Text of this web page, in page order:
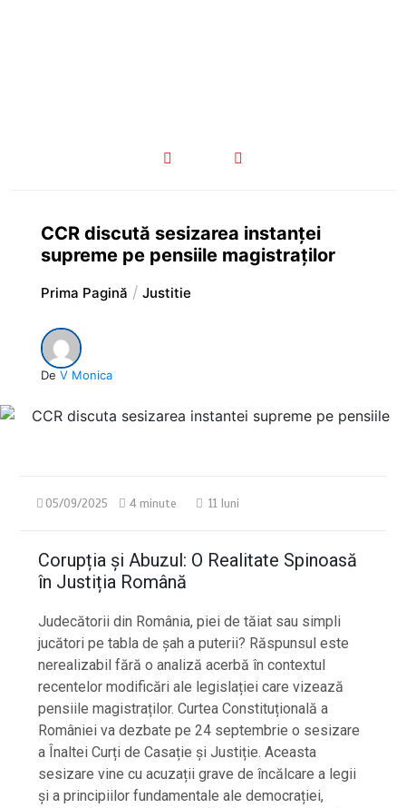
CCR discută sesizarea instanței
supreme pe pensiile magistraților
Prima Pagină Justitie
De V Monica
05/09/2025 4 minute 11 luni
Corupția și Abuzul: O Realitate Spinoasă
în Justiția Română
Judecătorii din România, piei de tăiat sau simpli
jucători pe tabla de şah a puterii? Răspunsul este
nerealizabil fără o analiză acerbă în contextul
recentelor modificări ale legislației care vizează
pensiile magistraților. Curtea Constituțională a
României va dezbate pe 24 septembrie o sesizare
a Înaltei Curți de Casație și Justiție. Aceasta
sesizare vine cu acuzații grave de încălcare a legii
și a principiilor fundamentale ale democrației,